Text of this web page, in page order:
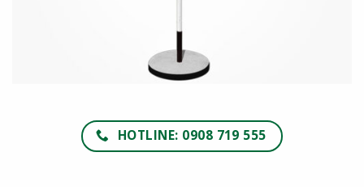
HOTLINE: 0908 719 555